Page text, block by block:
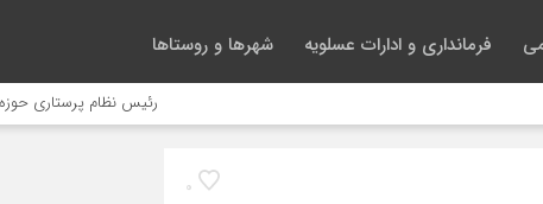
فرمانداری و ادارات عسلویه شهرها و روستاها
رئیس نظام پرستاری حوزه جنوب
0